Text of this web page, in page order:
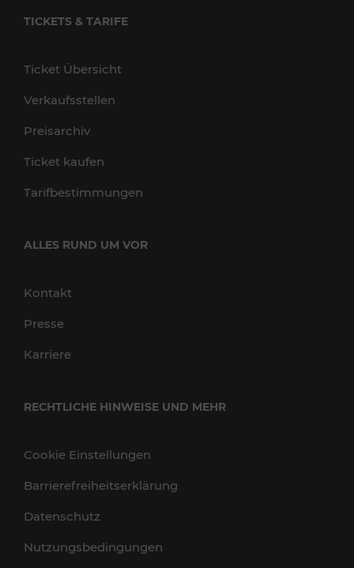
TICKETS & TARIFE
Ticket Übersicht
Verkaufsstellen
Preisarchiv
Ticket kaufen
Tarifbestimmungen
ALLES RUND UM VOR
Kontakt
Presse
Karriere
RECHTLICHE HINWEISE UND MEHR
Cookie Einstellungen
Barrierefreiheitserklärung
Datenschutz
Nutzungsbedingungen